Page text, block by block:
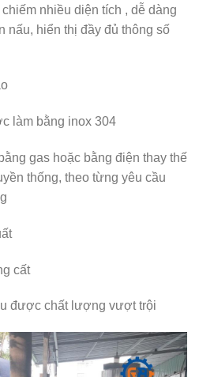
nhiều diện tích , dễ dàng
nấu, hiển thị đầy đủ thông số
làm bằng inox 304
gas hoặc bằng điện thay thế
thống, theo từng yêu cầu
cất
được chất lượng vượt trội